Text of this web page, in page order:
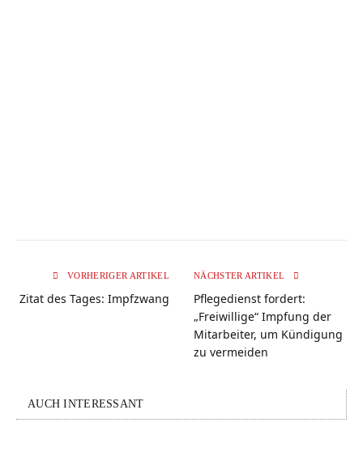
VORHERIGER ARTIKEL
Zitat des Tages: Impfzwang
NÄCHSTER ARTIKEL
Pflegedienst fordert:
„Freiwillige“ Impfung der
Mitarbeiter, um Kündigung
zu vermeiden
AUCH INTERESSANT